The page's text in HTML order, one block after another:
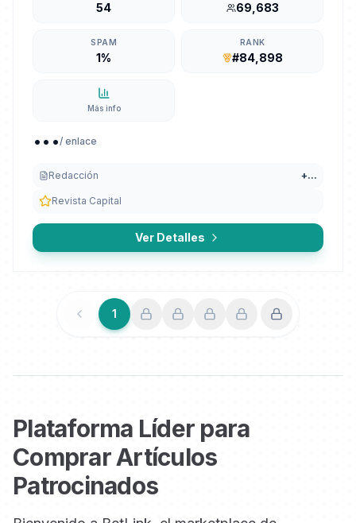
54 69,683
SPAM
1%
RANK
#84,898
Más info
.../ enlace
Redacción +...
Revista Capital
Ver Detalles
Anterior
1 Siguiente
Plataforma Líder para
Comprar Artículos
Patrocinados